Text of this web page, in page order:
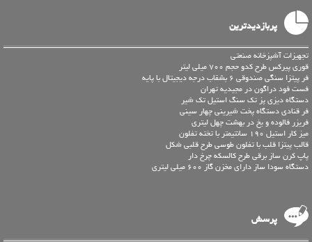
پربازدیدترین
تجهیزات آشپزخانه صنعتی
قوری پیرکس طرح کدو حجم 700 میلی لیتر
فر پیتزا سنگی صندوقی 6 بشقاب درجه دیجیتال با پایه
فست فود دراگون در مجیدیه تهران
دستگاه دیزی پز تک سنگ استیل تک شیر
فر قنادی دستگاه پخت شیرینی چهار سینی
فریزر فالوده و یخ در بهشت چهل لیتری
میز کار استیل 190 سانتیمتر با تخته تفلون
قالب پیتزا قلب با تفلون طوسی طرح قلبی شکل
پاپ کرن ساز برقی طرح کالسکه چرخ دار
دستگاه سودا ساز دارای مخزن گاز 600 میلی لیتری
پرسش